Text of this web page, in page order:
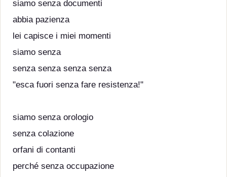
siamo senza documenti
abbia pazienza
lei capisce i miei momenti
siamo senza
senza senza senza senza
"esca fuori senza fare resistenza!"
siamo senza orologio
senza colazione
orfani di contanti
perché senza occupazione